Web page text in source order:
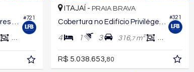
#721
Cobertura no Edifício Amores da Brava Club House
200,
#321
ITAJAÍ - PRAIA BRAVA
Cobertura no Edifício Privilège Brava
4 1 3 316,7m² 203,
R$ 5.038.653, 80